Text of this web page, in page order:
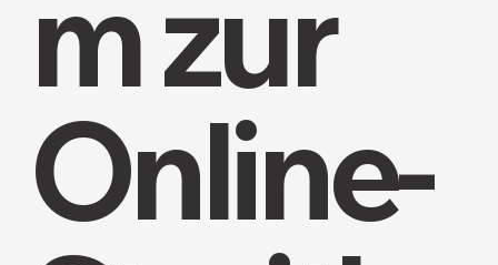
m zur
Online-